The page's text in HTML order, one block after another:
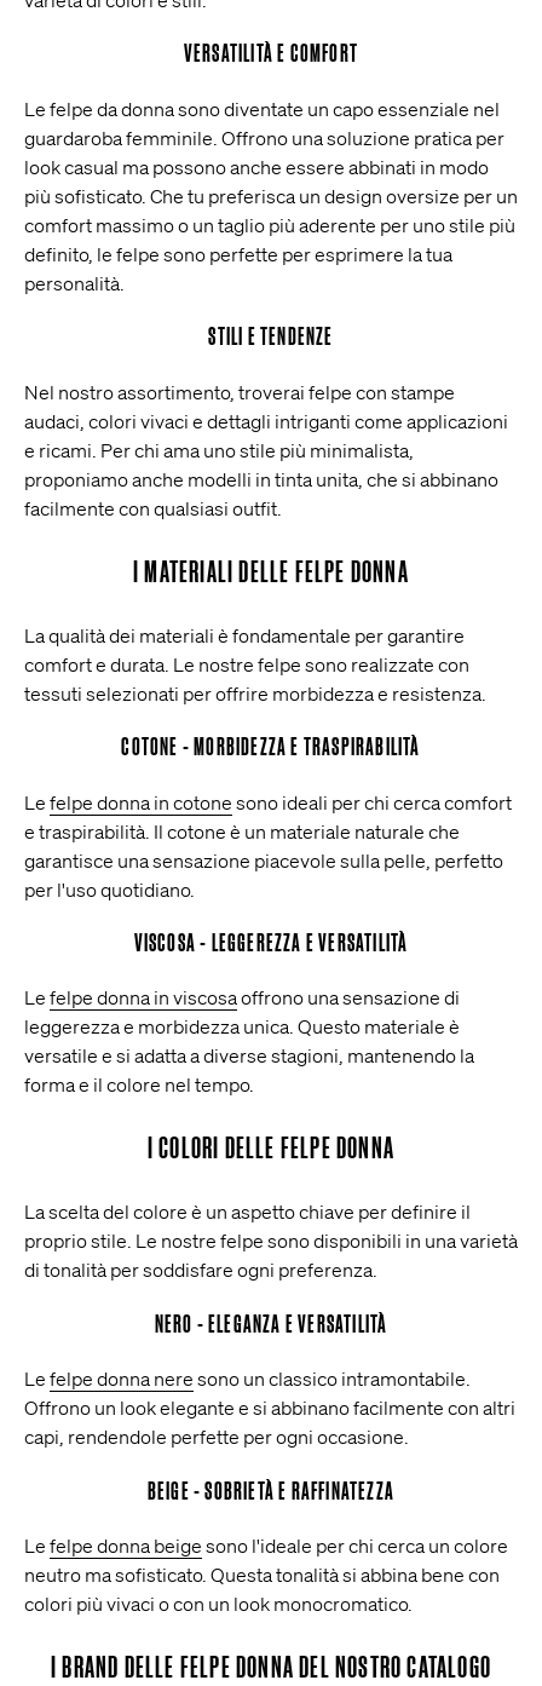
VERSATILITÀ E COMFORT
Le felpe da donna sono diventate un capo essenziale nel
guardaroba femminile. Offrono una soluzione pratica per
look casual ma possono anche essere abbinati in modo
più sofisticato. Che tu preferisca un design oversize per un
comfort massimo o un taglio più aderente per uno stile più
definito, le felpe sono perfette per esprimere la tua
personalità.
STILI E TENDENZE
Nel nostro assortimento, troverai felpe con stampe
audaci, colori vivaci e dettagli intriganti come applicazioni
e ricami. Per chi ama uno stile più minimalista,
proponiamo anche modelli in tinta unita, che si abbinano
facilmente con qualsiasi outfit.
I MATERIALI DELLE FELPE DONNA
La qualità dei materiali è fondamentale per garantire
comfort e durata. Le nostre felpe sono realizzate con
tessuti selezionati per offrire morbidezza e resistenza.
COTONE - MORBIDEZZA E TRASPIRABILITÀ
Le felpe donna in cotone sono ideali per chi cerca comfort
e traspirabilità. Il cotone è un materiale naturale che
garantisce una sensazione piacevole sulla pelle, perfetto
per l'uso quotidiano.
VISCOSA - LEGGEREZZA E VERSATILITÀ
Le felpe donna in viscosaoffrono una sensazione di
leggerezza e morbidezza unica. Questo materiale è
versatile e si adatta a diverse stagioni, mantenendo la
forma e il colore nel tempo.
I COLORI DELLE FELPE DONNA
La scelta del colore è un aspetto chiave per definire il
proprio stile. Le nostre felpe sono disponibili in una varietà
di tonalità per soddisfare ogni preferenza.
NERO - ELEGANZA E VERSATILITÀ
Le felpe donna nere sono un classico intramontabile.
Offrono un look elegante e si abbinano facilmente con altri
capi, rendendole perfette per ogni occasione.
BEIGE - SOBRIETÀ E RAFFINATEZZA
Le felpe donna beige sono l'ideale per chi cerca un colore
neutro ma sofisticato. Questa tonalità si abbina bene con
colori più vivaci o con un look monocromatico.
I BRAND DELLE FELPE DONNA DEL NOSTRO CATALOGO